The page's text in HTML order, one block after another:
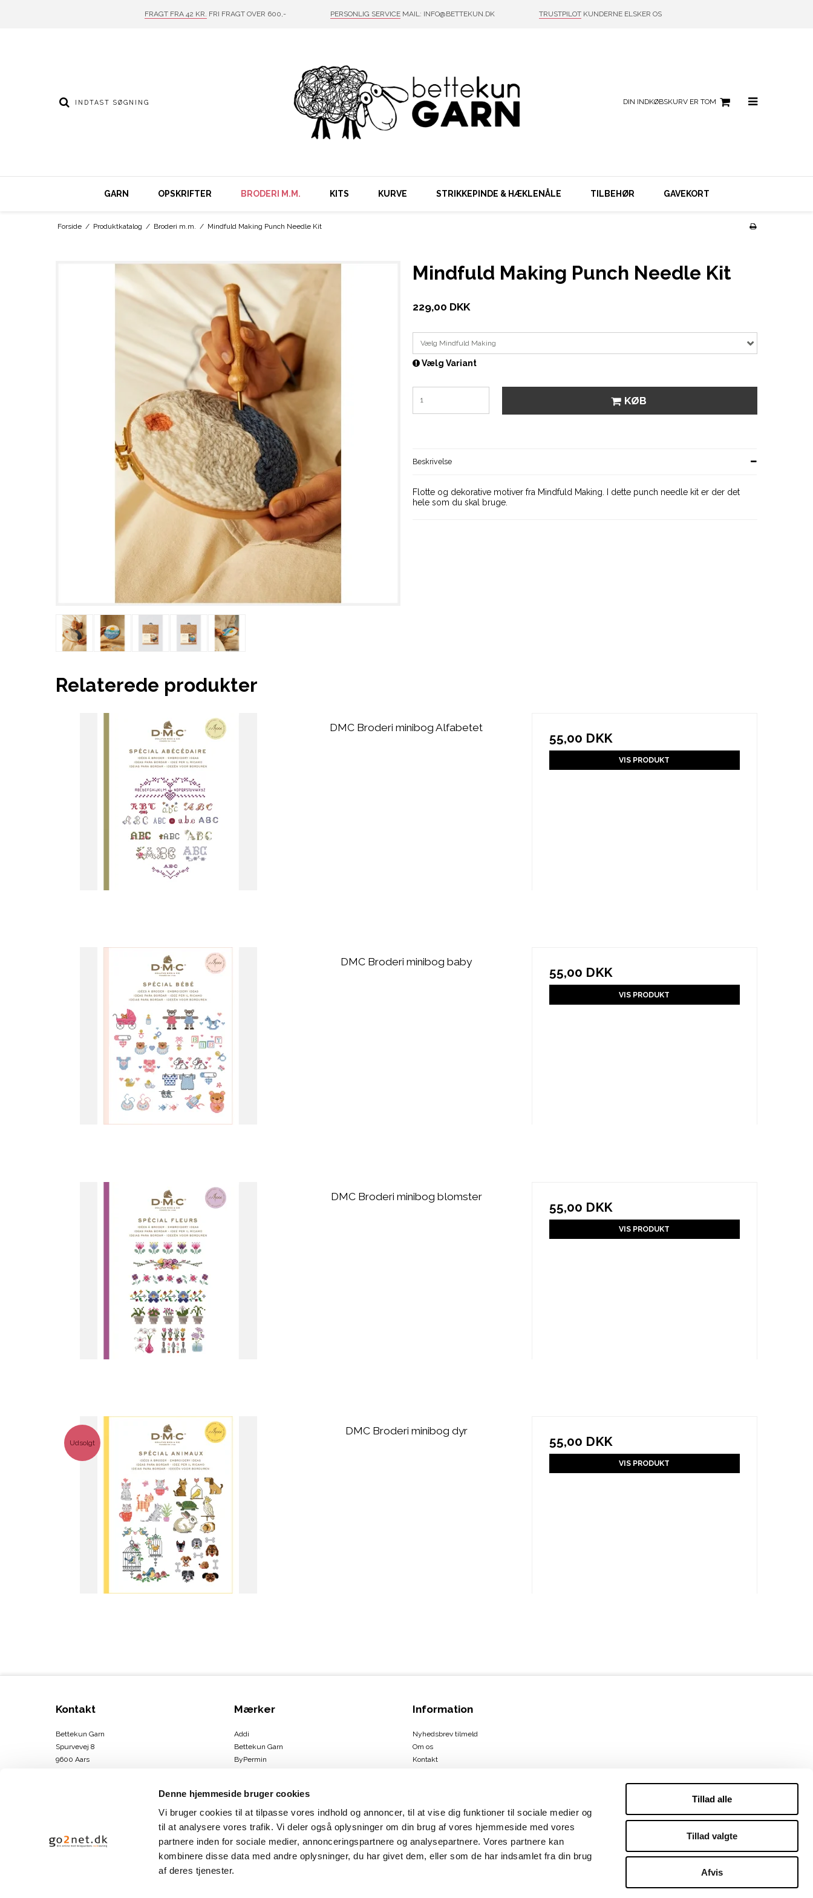
Denne hjemmeside bruger cookies
Vi bruger cookies til at tilpasse vores indhold og annoncer, til at vise dig funktioner til sociale medier og
til at analysere vores trafik. Vi deler også oplysninger om din brug af vores hjemmeside med vores
partnere inden for sociale medier, annonceringspartnere og analysepartnere. Vores partnere kan
kombinere disse data med andre oplysninger, du har givet dem, eller som de har indsamlet fra din brug
af deres tjenester.
Tillad alle
Tillad valgte
Afvis
FRAGT FRA 42 KR. FRI FRAGT OVER 600,- PERSONLIG SERVICEMAIL: INFO@BETTEKUN.DK TRUSTPILOTKUNDERNE ELSKER OS
DIN INDKØBSKURV ER TOM
GARN OPSKRIFTER BRODERI M.M. KITS KURVE STRIKKEPINDE & HÆKLENÅLE TILBEHØR GAVEKORT
Forside / Produktkatalog / Broderi m.m. / Mindfuld Making Punch Needle Kit
Mindfuld Making Punch Needle Kit
229,00 DKK
Vælg Mindfuld Making
Vælg Variant
KØB
Beskrivelse
Flotte og dekorative motiver fra Mindfuld Making. I dette punch needle kit er der det
hele som du skal bruge.
Relaterede produkter
DMC Broderi minibog Alfabetet
55,00 DKK
VIS PRODUKT
DMC Broderi minibog baby
55,00 DKK
VIS PRODUKT
DMC Broderi minibog blomster
55,00 DKK
VIS PRODUKT
Udsolgt
DMC Broderi minibog dyr
55,00 DKK
VIS PRODUKT
Kontakt
Bettekun Garn
Spurvevej 8
9600 Aars
Sitemap
Mærker
Addi
Bettekun Garn
ByPermin
DMC
Drops
DROPS Design
Information
Nyhedsbrev tilmeld
Om os
Kontakt